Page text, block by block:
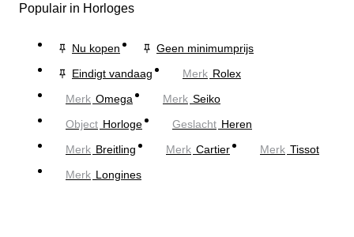
Populair in Horloges
Nu kopen
Geen minimumprijs
Eindigt vandaag
Merk Rolex
Merk Omega Merk Seiko
Object Horloge Geslacht Heren
Merk Breitling Merk Cartier Merk Tissot
Merk Longines